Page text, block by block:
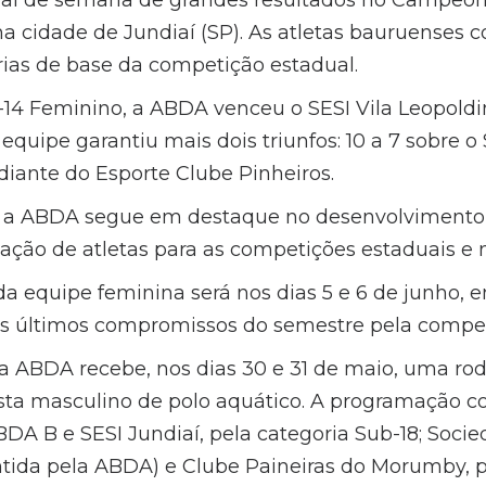
cidade de Jundiaí (SP). As atletas bauruenses
de base da competição estadual.
Feminino, a ABDA venceu o SESI Vila
garantiu mais dois triunfos: 10 a 7 sobre o
do Esporte Clube Pinheiros.
ABDA segue em destaque no
de atletas para as competições estaduais e
equipe feminina será nos dias 5 e 6 de junho,
últimos compromissos do semestre pela
ABDA recebe, nos dias 30 e 31 de maio, uma
masculino de polo aquático. A programação
B e SESI Jundiaí, pela categoria Sub-18;
pela ABDA) e Clube Paineiras do Morumby,